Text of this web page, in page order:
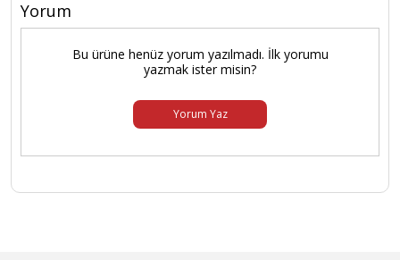
Yorum
Bu ürüne henüz yorum yazılmadı. İlk yorumu
yazmak ister misin?
Yorum Yaz